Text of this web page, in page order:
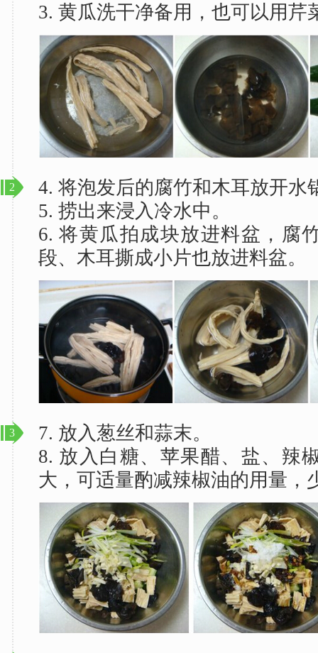
3. 黄瓜洗干净备用，也可以用芹
2
4. 将泡发后的腐竹和木耳放开水
5. 捞出来浸入冷水中。
6. 将黄瓜拍成块放进料盆，腐
段、木耳撕成小片也放进料盆。
3
7. 放入葱丝和蒜末。
8. 放入白糖、苹果醋、盐、辣
大，可适量酌减辣椒油的用量，